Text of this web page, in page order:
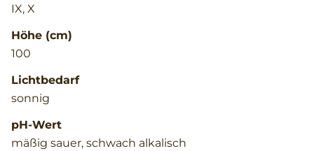
IX, X
Höhe (cm)
100
Lichtbedarf
sonnig
pH-Wert
mäßig sauer, schwach alkalisch